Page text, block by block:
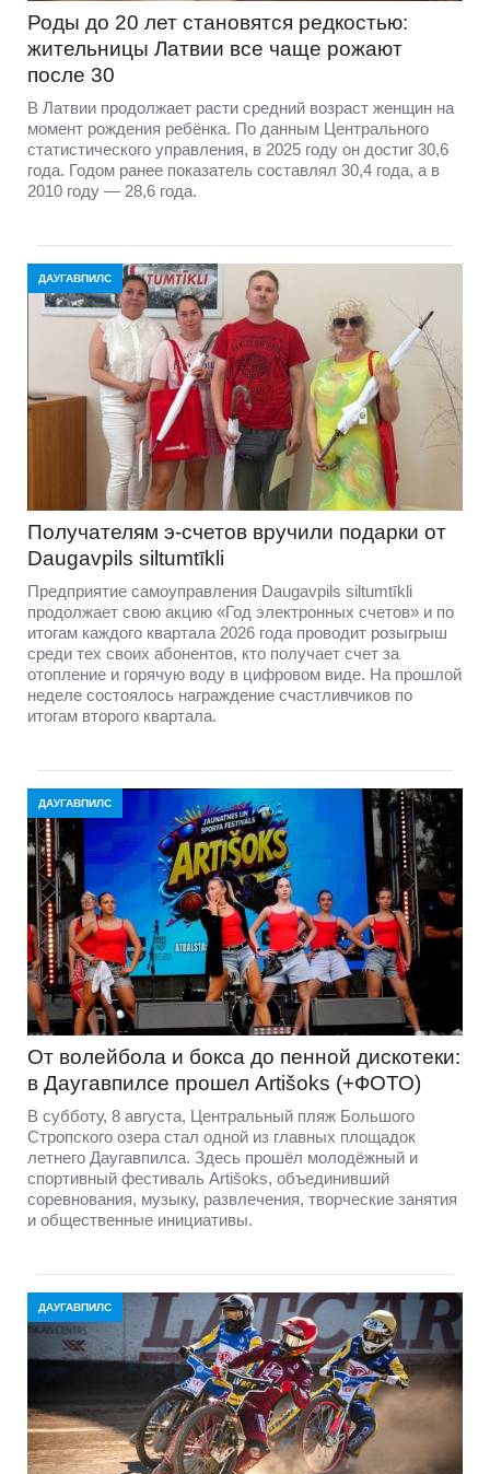
Роды до 20 лет становятся редкостью:
жительницы Латвии все чаще рожают
после 30
В Латвии продолжает расти средний возраст женщин на
момент рождения ребёнка. По данным Центрального
статистического управления, в 2025 году он достиг 30,6
года. Годом ранее показатель составлял 30,4 года, а в
2010 году — 28,6 года.
ДАУГАВПИЛС
Получателям э-счетов вручили подарки от
Daugavpils siltumtīkli
Предприятие самоуправления Daugavpils siltumtīkli
продолжает свою акцию «Год электронных счетов» и по
итогам каждого квартала 2026 года проводит розыгрыш
среди тех своих абонентов, кто получает счет за
отопление и горячую воду в цифровом виде. На прошлой
неделе состоялось награждение счастливчиков по
итогам второго квартала.
ДАУГАВПИЛС
От волейбола и бокса до пенной дискотеки:
в Даугавпилсе прошел Artišoks (+ФОТО)
В субботу, 8 августа, Центральный пляж Большого
Стропского озера стал одной из главных площадок
летнего Даугавпилса. Здесь прошёл молодёжный и
спортивный фестиваль Artišoks, объединивший
соревнования, музыку, развлечения, творческие занятия
и общественные инициативы.
ДАУГАВПИЛС